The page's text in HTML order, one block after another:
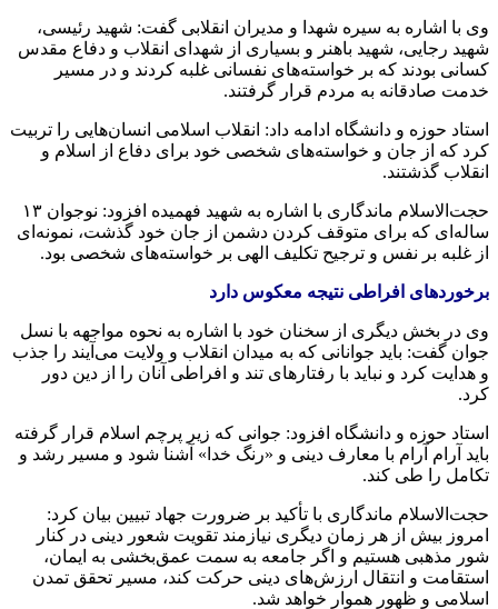
وی با اشاره به سیره شهدا و مدیران انقلابی گفت: شهید رئیسی،
شهید رجایی، شهید باهنر و بسیاری از شهدای انقلاب و دفاع مقدس
کسانی بودند که بر خواسته‌های نفسانی غلبه کردند و در مسیر
خدمت صادقانه به مردم قرار گرفتند.
استاد حوزه و دانشگاه ادامه داد: انقلاب اسلامی انسان‌هایی را تربیت
کرد که از جان و خواسته‌های شخصی خود برای دفاع از اسلام و
انقلاب گذشتند.
حجت‌الاسلام ماندگاری با اشاره به شهید فهمیده افزود: نوجوان ۱۳
ساله‌ای که برای متوقف کردن دشمن از جان خود گذشت، نمونه‌ای
از غلبه بر نفس و ترجیح تکلیف الهی بر خواسته‌های شخصی بود.
برخوردهای افراطی نتیجه معکوس دارد
وی در بخش دیگری از سخنان خود با اشاره به نحوه مواجهه با نسل
جوان گفت: باید جوانانی که به میدان انقلاب و ولایت می‌آیند را جذب
و هدایت کرد و نباید با رفتارهای تند و افراطی آنان را از دین دور
کرد.
استاد حوزه و دانشگاه افزود: جوانی که زیر پرچم اسلام قرار گرفته
باید آرام آرام با معارف دینی و «رنگ خدا» آشنا شود و مسیر رشد و
تکامل را طی کند.
حجت‌الاسلام ماندگاری با تأکید بر ضرورت جهاد تبیین بیان کرد:
امروز بیش از هر زمان دیگری نیازمند تقویت شعور دینی در کنار
شور مذهبی هستیم و اگر جامعه به سمت عمق‌بخشی به ایمان،
استقامت و انتقال ارزش‌های دینی حرکت کند، مسیر تحقق تمدن
اسلامی و ظهور هموار خواهد شد.